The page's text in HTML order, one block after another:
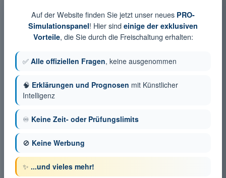
Auf der Website finden Sie jetzt unser neues PRO-
Simulationspanel! Hier sind einige der exklusiven
Vorteile, die Sie durch die Freischaltung erhalten:
✅ Alle offiziellen Fragen, keine ausgenommen
🧠 Erklärungen und Prognosen mit Künstlicher
Intelligenz
♾️ Keine Zeit- oder Prüfungslimits
🚫 Keine Werbung
✨ ...und vieles mehr!